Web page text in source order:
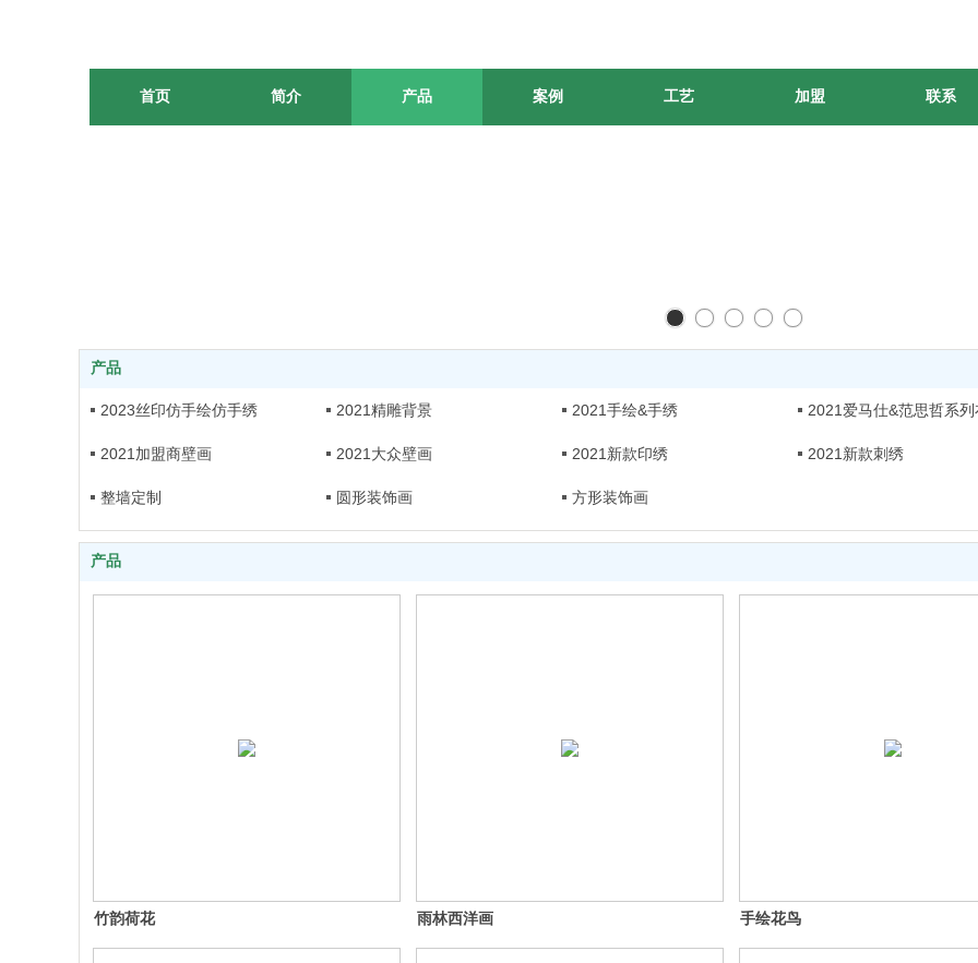
首页 简介 产品 案例 工艺 加盟 联系
产品
2023丝印仿手绘仿手绣 2021精雕背景 2021手绘&手绣 2021爱马仕&范思哲系列
2021加盟商壁画 2021大众壁画 2021新款印绣 2021新款刺绣
整墙定制 圆形装饰画 方形装饰画
产品
竹韵荷花 雨林西洋画 手绘花鸟